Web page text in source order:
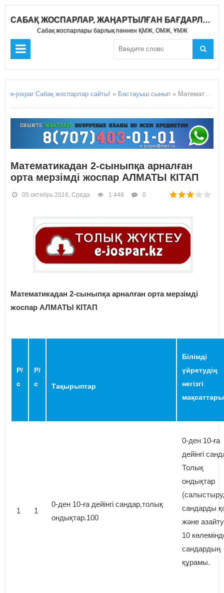
САБАҚ ЖОСПАРЛАР, ЖАҢАРТЫЛҒАН БАҒДАРЛАМА 2020-2021
Сабақ жоспарлары барлық пәннен ҚМЖ, ОМЖ, ҰМЖ
e-jospar Сабақ жоспарлар сайты! » Бастауыш сынып » Математикадан 2-сыныпқа арналған орта мерзімді жоспар АЛМАТЫ КІТАП
Математикадан 2-сыныпқа арналған
орта мерзімді жоспар АЛМАТЫ КІТАП
05 октябрь 2016, Среда 1 448 0
Математикадан 2-сыныпқа арналған орта мерзімді
жоспар АЛМАТЫ КІТАП
Р/
с
Р/
с
Тақырыптар
Білімді
үйретудің
негізгі
мақсаттары
1 1
0-ден 10-ға дейінгі сандар,толық
ондықтар.100
0-ден 10-ға
дейінгі
Толық
ондықтар
(салыстыру,
сандарды
және
10
сандардың
құрамы.